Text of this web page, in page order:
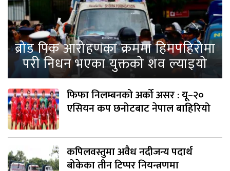
ब्रोड पिक आरोहणका क्रममा हिमपहिरोमा
परी निधन भएका युक्तको शव ल्याइयो
फिफा निलम्बनको अर्को असर : यू–२०
एसियन कप छनोटबाट नेपाल बाहिरियो
कपिलवस्तुमा अवैध नदीजन्य पदार्थ
बोकेका तीन टिप्पर नियन्त्रणमा